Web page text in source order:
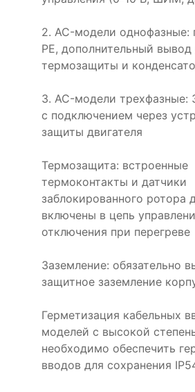
2. AC-модели однофазные:
PE, дополнительный вывод
термозащиты и
3. AC-модели трехфазные:
с подключением через
защиты двигателя
Термозащита: встроенные
термоконтакты и датчики
заблокированного ротора
включены в цепь
отключения при перегреве
Заземление: обязательно
защитное заземление
Герметизация кабельных
моделей с высокой
необходимо обеспечить
вводов для сохранения